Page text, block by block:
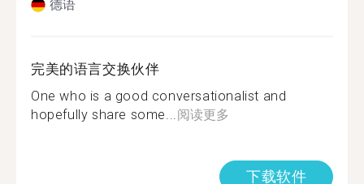
德语
完美的语言交换伙伴
One who is a good conversationalist and
hopefully share some...阅读更多
下载软件